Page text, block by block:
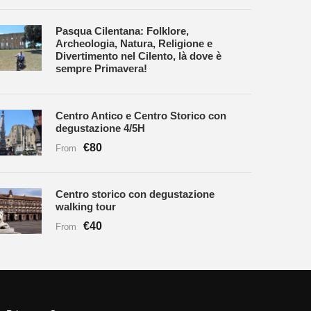
Pasqua Cilentana: Folklore,
Archeologia, Natura, Religione e
Divertimento nel Cilento, là dove è
sempre Primavera!
Centro Antico e Centro Storico con
degustazione 4/5H
From €80
Centro storico con degustazione
walking tour
From €40